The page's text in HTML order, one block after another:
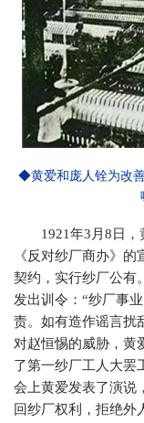
◆黄爱和庞人铨为改
1921年3月8日
《反对纱厂商办》
契约，实行纱厂公有
发出训令：“纱厂事
责。如有造作谣言扰
对赵恒惕的威胁，黄
了第一纱厂工人大罢
会上黄爱发表了演说
回纱厂权利，拒绝外